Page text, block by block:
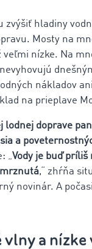
zvýšiť hladiny
Mosty na
veľmi nízke. Na
nákladov
na prieplave
lodnej doprave
a
„Vody je buď
,“ zhŕňa
novinár. A
vlny a